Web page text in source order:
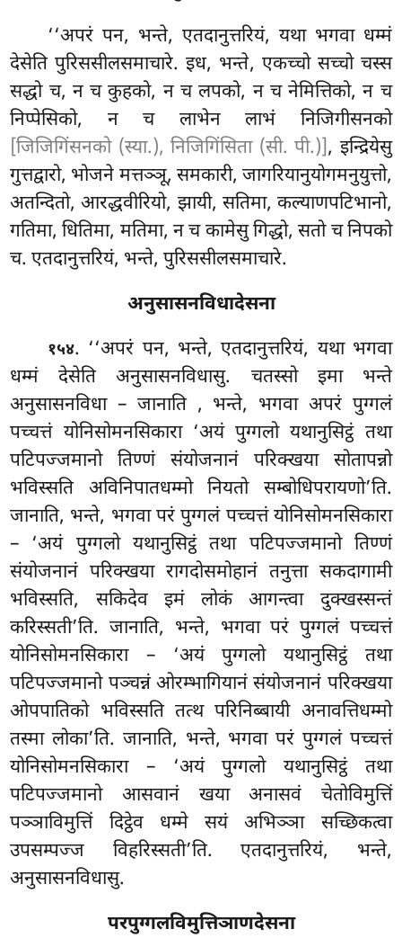
‘‘अपरं पन, भन्ते, एतदानुत्तरियं, यथा भगवा धम्मं
देसेति पुरिससीलसमाचारे. इध, भन्ते, एकच्चो सच्चो चस्स
सद्धो च, न च कुहको, न च लपको, न च नेमित्तिको, न च
निप्पेसिको, न च लाभेनलाभं निजिगीसनको
[जिजिगिंसनको (स्या.), निजिगिंसिता (सी. पी.)], इन्द्रियेसु
गुत्तद्वारो, भोजने मत्तञ्ञू, समकारी, जागरियानुयोगमनुयुत्तो,
अतन्दितो, आरद्धवीरियो, झायी, सतिमा, कल्याणपटिभानो,
गतिमा, धितिमा, मतिमा, न च कामेसु गिद्धो, सतो च निपको
च. एतदानुत्तरियं, भन्ते, पुरिससीलसमाचारे.
अनुसासनविधादेसना
१५४. ‘‘अपरं पन, भन्ते, एतदानुत्तरियं, यथा भगवा
धम्मं देसेति अनुसासनविधासु. चतस्सो इमा भन्ते
अनुसासनविधा – जानाति , भन्ते, भगवा अपरं पुग्गलं
पच्चत्तं योनिसोमनसिकारा ‘अयं पुग्गलो यथानुसिट्ठं तथा
पटिपज्जमानो तिण्णं संयोजनानं परिक्खया सोतापन्नो
भविस्सति अविनिपातधम्मो नियतो सम्बोधिपरायणो’ति.
जानाति, भन्ते, भगवा परं पुग्गलं पच्चत्तं योनिसोमनसिकारा
– ‘अयं पुग्गलो यथानुसिट्ठं तथा पटिपज्जमानो तिण्णं
संयोजनानं परिक्खया रागदोसमोहानं तनुत्ता सकदागामी
भविस्सति, सकिदेव इमं लोकं आगन्त्वा दुक्खस्सन्तं
करिस्सती’ति. जानाति, भन्ते, भगवा परं पुग्गलं पच्चत्तं
योनिसोमनसिकारा – ‘अयं पुग्गलो यथानुसिट्ठं तथा
पटिपज्जमानो पञ्चन्नं ओरम्भागियानं संयोजनानं परिक्खया
ओपपातिको भविस्सति तत्थ परिनिब्बायी अनावत्तिधम्मो
तस्मालोका’ति. जानाति, भन्ते, भगवा परं पुग्गलं पच्चत्तं
योनिसोमनसिकारा – ‘अयं पुग्गलो यथानुसिट्ठं तथा
पटिपज्जमानो आसवानं खया अनासवं चेतोविमुत्तिं
पञ्ञाविमुत्तिं दिट्ठेव धम्मे सयं अभिञ्ञा सच्छिकत्वा
उपसम्पज्ज विहरिस्सती’ति. एतदानुत्तरियं, भन्ते,
अनुसासनविधासु.
परपुग्गलविमुत्तिञाणदेसना